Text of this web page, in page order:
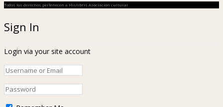
Todos los derechos pertenecen a Hislibris Asociación cultural
Sign In
Login via your site account